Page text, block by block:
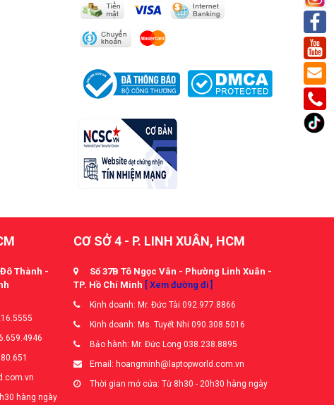
Thành -
hàng ngày
CƠ SỞ 4 - P. LINH XUÂN, HCM
Số 37B Tô Ngọc Vân - Phường Linh Xuân -
TP. Hồ Chí Minh [ Xem đường đi ]
Kinh doanh: Mr. Đức Tài 092.977.8866
Kinh doanh: Ms. Tuyết Nhi 090.308.5016
Bảo hành: Mr. Đức Long 038.238.8895
Email: hoangminh@laptopworld.com.vn
Thời gian mở cửa: Từ 8h30 - 20h30 hàng ngày